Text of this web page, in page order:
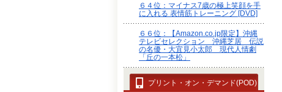
６４位：マイナス7歳の極上笑顔を手
に入れる 表情筋トレーニング [DVD]
６６位：【Amazon.co.jp限定】沖縄
テレビセレクション 沖縄芝居 伝説
の名優・大宜見小太郎 現代人情劇
「丘の一本松」
プリント・オン・デマンド(POD)